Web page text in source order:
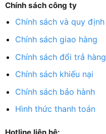
Chính sách công ty
Chính sách và quy định
Chính sách giao hàng
Chính sách đổi trả hàng
Chính sách khiếu nại
Chính sách bảo hành
Hình thức thanh toán